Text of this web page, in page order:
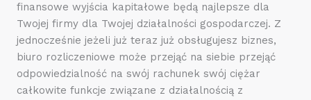
finansowe wyjścia kapitałowe będą najlepsze dla
Twojej firmy dla Twojej działalności gospodarczej. Z
jednocześnie jeżeli już teraz już obsługujesz biznes,
biuro rozliczeniowe może przejąć na siebie przejąć
odpowiedzialność na swój rachunek swój ciężar
całkowite funkcje związane z działalnością z